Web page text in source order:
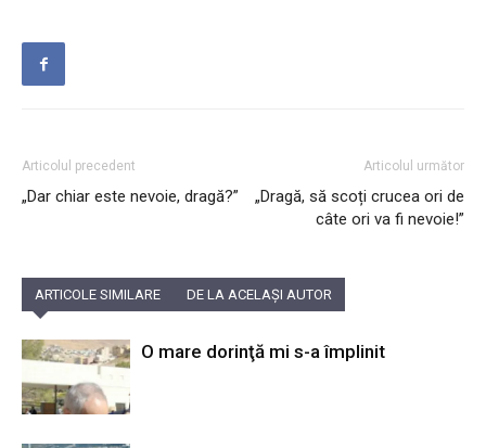
Articolul precedent
„Dar chiar este nevoie, dragă?”
Articolul următor
„Dragă, să scoți crucea ori de
câte ori va fi nevoie!”
ARTICOLE SIMILARE DE LA ACELAȘI AUTOR
O mare dorinţă mi s-a împlinit